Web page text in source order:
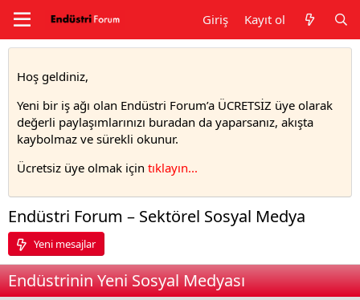
Giriş Kayıt ol
Hoş geldiniz,
Yeni bir iş ağı olan Endüstri Forum’a ÜCRETSİZ üye olarak
değerli paylaşımlarınızı buradan da yaparsanız, akışta
kaybolmaz ve sürekli okunur.
Ücretsiz üye olmak için tıklayın...
Endüstri Forum – Sektörel Sosyal Medya
Yeni mesajlar
Endüstrinin Yeni Sosyal Medyası